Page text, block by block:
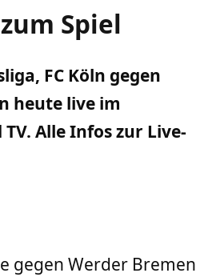
Spiel
FC Köln gegen
heute live im
Alle Infos zur Live-
gegen Werder Bremen